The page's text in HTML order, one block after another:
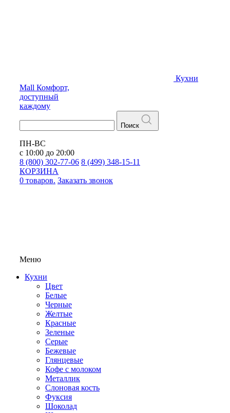
Кухни
Mall Комфорт,
доступный
каждому
Поиск
ПН-ВС
с 10:00 до 20:00
8 (800) 302-77-06 8 (499) 348-15-11
КОРЗИНА
0 товаров. Заказать звонок
Меню
Кухни
Цвет
Белые
Черные
Желтые
Красные
Зеленые
Серые
Бежевые
Глянцевые
Кофе с молоком
Металлик
Слоновая кость
Фуксия
Шоколад